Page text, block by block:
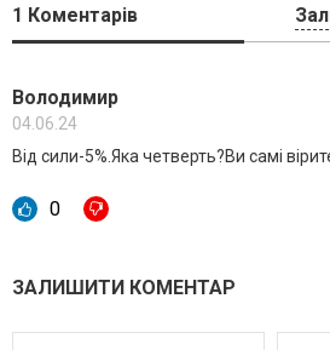
1 Коментарів
Володимир
04.06.24
Від сили-5%.Яка четверть?Ви самі
0
ЗАЛИШИТИ КОМЕНТАР